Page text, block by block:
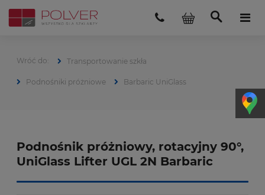
Transportowanie szkła
Podnośniki próżniowe Barbaric UniGlass
Podnośnik próżniowy, rotacyjny 90°,
UniGlass Lifter UGL 2N Barbaric